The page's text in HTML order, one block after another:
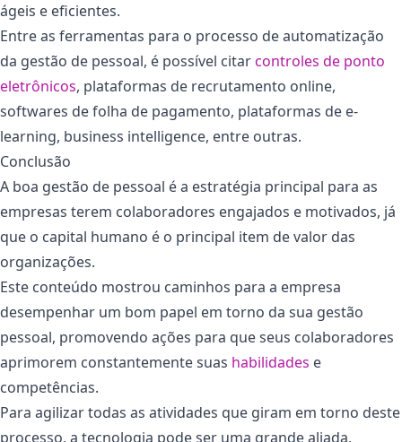
ágeis e eficientes.
Entre as ferramentas para o processo de automatização
da gestão de pessoal, é possível citarcontroles de ponto
eletrônicos, plataformas de recrutamento online,
softwares de folha de pagamento, plataformas de e-
learning, business intelligence, entre outras.
Conclusão
A boa gestão de pessoal é a estratégia principal para as
empresas terem colaboradores engajados e motivados, já
que o capital humano é o principal item de valor das
organizações.
Este conteúdo mostrou caminhos para a empresa
desempenhar um bom papel em torno da sua gestão
pessoal, promovendo ações para que seus colaboradores
aprimorem constantemente suas habilidades e
competências.
Para agilizar todas as atividades que giram em torno deste
processo, a tecnologia pode ser uma grande aliada,